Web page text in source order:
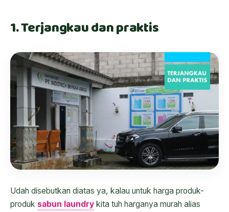
1. Terjangkau dan praktis
Udah disebutkan diatas ya, kalau untuk harga produk-
produk sabun laundry kita tuh harganya murah alias